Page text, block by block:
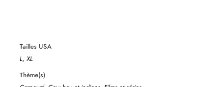
Tailles USA
L, XL
Thème(s)